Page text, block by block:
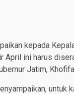
kepada
April ini harus
Jatim,